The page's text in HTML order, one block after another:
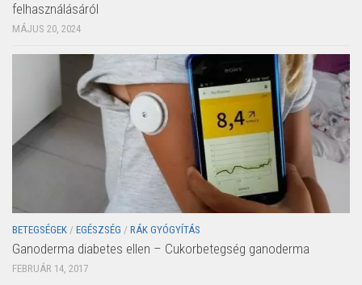
felhasználásáról
MÁJUS 20, 2024
BETEGSÉGEK / EGÉSZSÉG / RÁK GYÓGYÍTÁS
Ganoderma diabetes ellen – Cukorbetegség ganoderma
FEBRUÁR 14, 2017